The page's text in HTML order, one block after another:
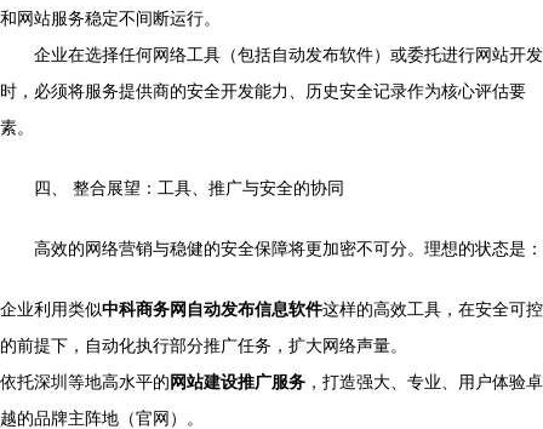
和网站服务稳定不间断运行。
企业在选择任何网络工具（包括自动发布软件）或委托进行网站开发
时，必须将服务提供商的安全开发能力、历史安全记录作为核心评估要
素。
四、 整合展望：工具、推广与安全的协同
高效的网络营销与稳健的安全保障将更加密不可分。理想的状态是：
企业利用类似中科商务网自动发布信息软件这样的高效工具，在安全可控
的前提下，自动化执行部分推广任务，扩大网络声量。
依托深圳等地高水平的网站建设推广服务 ，打造强大、专业、用户体验卓
越的品牌主阵地（官网）。